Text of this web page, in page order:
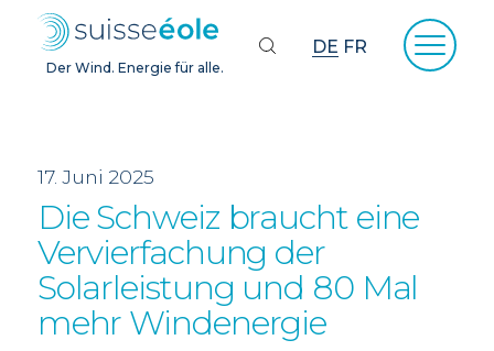
Der Wind. Energie für alle.
DE FR
17. Juni 2025
Die Schweiz braucht eine
Vervierfachung der
Solarleistung und 80 Mal
mehr Windenergie